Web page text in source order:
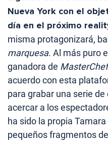
Nueva York con el
día en el próximo
misma protagonizará,
marquesa. Al más puro
ganadora de
acuerdo con esta
para grabar una serie
acercar a los
ha sido la propia
pequeños fragmentos